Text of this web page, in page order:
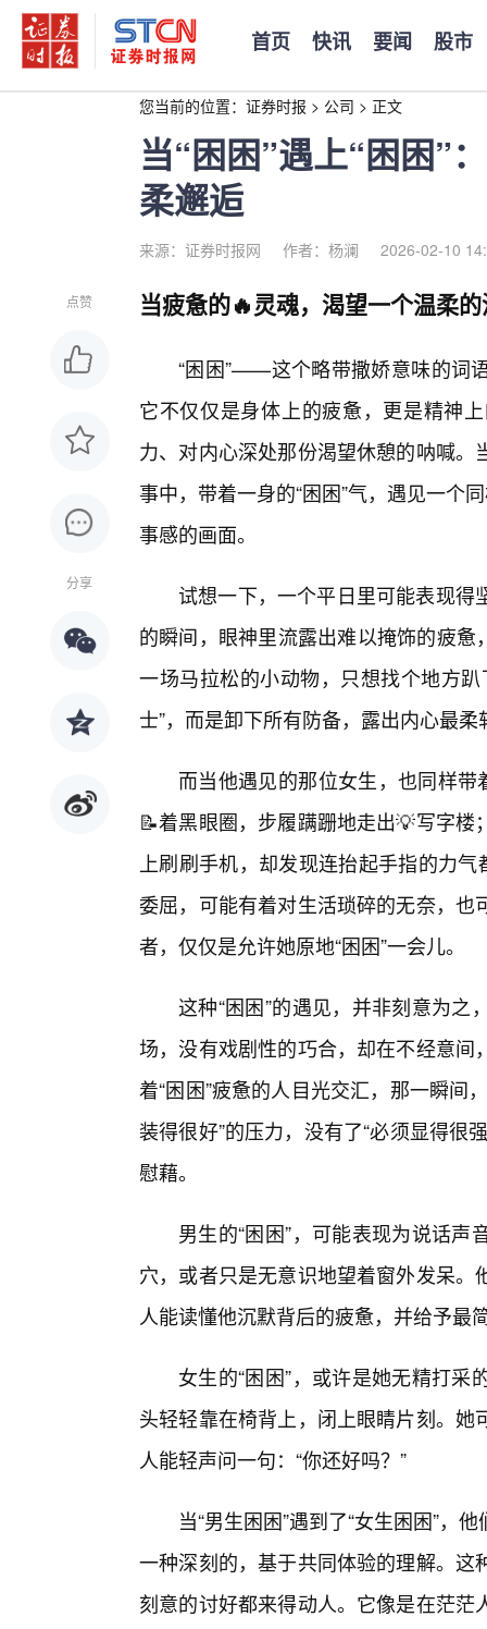
首页 快讯 要闻 股市
您当前的位置： 证券时报 > 公司 > 正文
当“困困”遇上“困困”
柔邂逅
来源：证券时报网 作者：杨澜 2026-02-10
点赞
分享
当疲惫的🔥灵魂，渴望一个温柔
“困困”——这个略带撒娇意味的词
它不仅仅是身体上的疲惫，更是精神
力、对内心深处那份渴望休憩的呐喊
事中，带着一身的“困困”气，遇见一个
事感的画面。
试想一下，一个平日里可能表现得
的瞬间，眼神里流露出难以掩饰的疲
一场马拉松的小动物，只想找个地方
士”，而是卸下所有防备，露出内心最柔
而当他遇见的那位女生，也同样带
📝着黑眼圈，步履蹒跚地走出💡写字
上刷刷手机，却发现连抬起手指的力
委屈，可能有着对生活琐碎的无奈，
者，仅仅是允许她原地“困困”一会儿。
这种“困困”的遇见，并非刻意为
场，没有戏剧性的巧合，却在不经意
着“困困”疲惫的人目光交汇，那一瞬间
装得很好”的压力，没有了“必须显得很
慰藉。
男生的“困困”，可能表现为说话
穴，或者只是无意识地望着窗外发呆
人能读懂他沉默背后的疲惫，并给予最
女生的“困困”，或许是她无精打
头轻轻靠在椅背上，闭上眼睛片刻。
人能轻声问一句：“你还好吗？”
当“男生困困”遇到了“女生困困”，
一种深刻的，基于共同体验的理解。
刻意的讨好都来得动人。它像是在茫